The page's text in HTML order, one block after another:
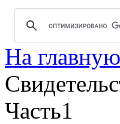
На главную
Часть1